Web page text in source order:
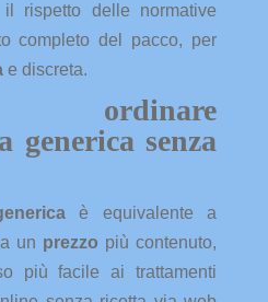
rispetto delle normative
completo del pacco, per
e discreta.
ordinare
generica senza
è equivalente a
un prezzo più contenuto,
più facile ai trattamenti